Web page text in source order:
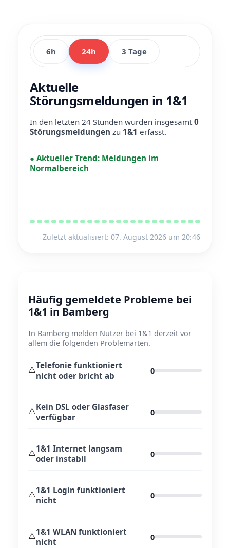
6h 24h 3 Tage
Aktuelle
Störungsmeldungen in 1&1
In den letzten 24 Stunden wurden insgesamt0
Störungsmeldungen zu 1&1 erfasst.
● Aktueller Trend: Meldungen im
Normalbereich
Zuletzt aktualisiert: 07. August 2026 um 20:46
Häufig gemeldete Probleme bei
1&1 in Bamberg
In Bamberg melden Nutzer bei 1&1 derzeit vor
allem die folgenden Problemarten.
⚠️Telefonie funktioniert
nicht oder bricht ab
0
⚠️Kein DSL oder Glasfaser
verfügbar
0
⚠️1&1 Internet langsam
oder instabil
0
⚠️1&1 Login funktioniert
nicht
0
⚠️1&1 WLAN funktioniert
nicht
0